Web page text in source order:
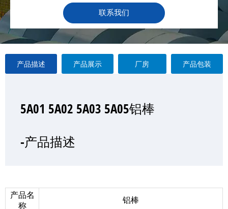
联系我们
产品描述 产品展示 厂房 产品包装
5A01 5A02 5A03 5A05铝棒
-产品描述
产品名
称
铝棒
5A01 5A02 5A03 5A05铝棒
—产品展示
5A01 5A02 5A03 5A05铝棒
-厂房
5A01 5A02 5A03 5A05铝棒
-产品包装